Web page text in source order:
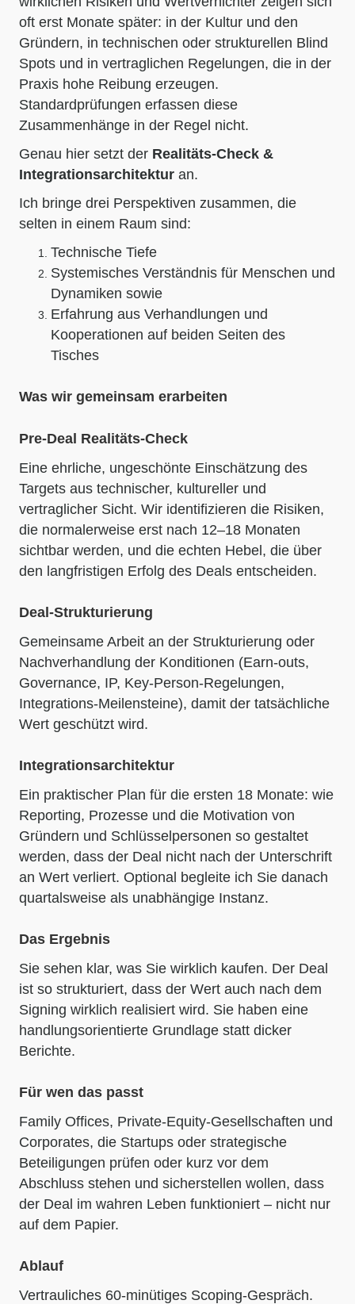
oft erst Monate später: in der Kultur und den
Gründern, in technischen oder strukturellen Blind
Spots und in vertraglichen Regelungen, die in der
Praxis hohe Reibung erzeugen.
Standardprüfungen erfassen diese
Zusammenhänge in der Regel nicht.
Genau hier setzt der Realitäts-Check &
Integrationsarchitektur an.
Ich bringe drei Perspektiven zusammen, die
selten in einem Raum sind:
Technische Tiefe
Systemisches Verständnis für Menschen und
Dynamiken sowie
Erfahrung aus Verhandlungen und
Kooperationen auf beiden Seiten des
Tisches
Was wir gemeinsam erarbeiten
Pre-Deal Realitäts-Check
Eine ehrliche, ungeschönte Einschätzung des
Targets aus technischer, kultureller und
vertraglicher Sicht. Wir identifizieren die Risiken,
die normalerweise erst nach 12–18 Monaten
sichtbar werden, und die echten Hebel, die über
den langfristigen Erfolg des Deals entscheiden.
Deal-Strukturierung
Gemeinsame Arbeit an der Strukturierung oder
Nachverhandlung der Konditionen (Earn-outs,
Governance, IP, Key-Person-Regelungen,
Integrations-Meilensteine), damit der tatsächliche
Wert geschützt wird.
Integrationsarchitektur
Ein praktischer Plan für die ersten 18 Monate: wie
Reporting, Prozesse und die Motivation von
Gründern und Schlüsselpersonen so gestaltet
werden, dass der Deal nicht nach der Unterschrift
an Wert verliert. Optional begleite ich Sie danach
quartalsweise als unabhängige Instanz.
Das Ergebnis
Sie sehen klar, was Sie wirklich kaufen. Der Deal
ist so strukturiert, dass der Wert auch nach dem
Signing wirklich realisiert wird. Sie haben eine
handlungsorientierte Grundlage statt dicker
Berichte.
Für wen das passt
Family Offices, Private-Equity-Gesellschaften und
Corporates, die Startups oder strategische
Beteiligungen prüfen oder kurz vor dem
Abschluss stehen und sicherstellen wollen, dass
der Deal im wahren Leben funktioniert – nicht nur
auf dem Papier.
Ablauf
Vertrauliches 60-minütiges Scoping-Gespräch.